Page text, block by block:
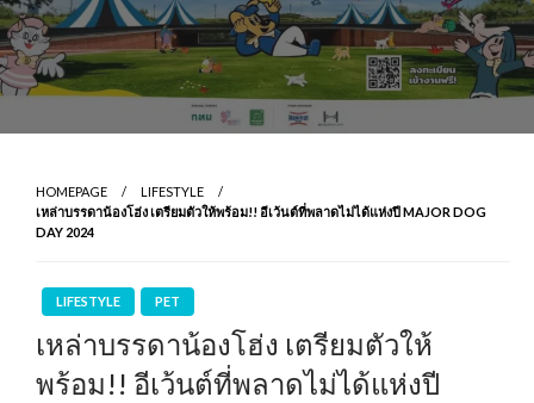
HOMEPAGE
LIFESTYLE
เหล่าบรรดาน้องโฮ่ง เตรียมตัวให้พร้อม!! อีเว้นต์ที่พลาดไม่ได้แห่งปี MAJOR DOG
DAY 2024
LIFESTYLE PET
เหล่าบรรดาน้องโฮ่ง เตรียมตัวให้
พร้อม!! อีเว้นต์ที่พลาดไม่ได้แห่งปี